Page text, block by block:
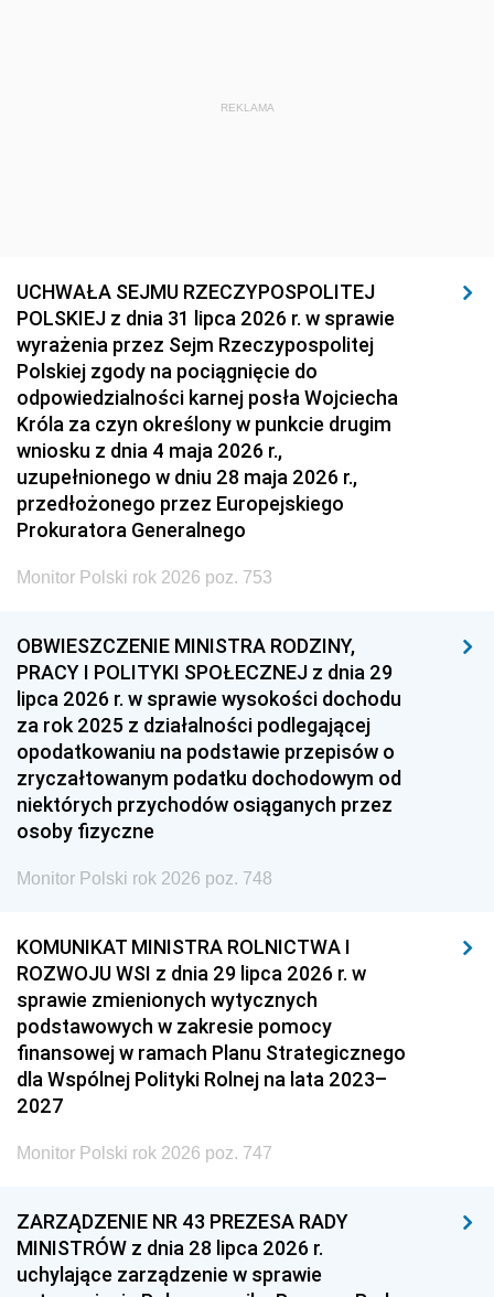
REKLAMA
UCHWAŁA SEJMU RZECZYPOSPOLITEJ
POLSKIEJ z dnia 31 lipca 2026 r. w sprawie
wyrażenia przez Sejm Rzeczypospolitej
Polskiej zgody na pociągnięcie do
odpowiedzialności karnej posła Wojciecha
Króla za czyn określony w punkcie drugim
wniosku z dnia 4 maja 2026 r.,
uzupełnionego w dniu 28 maja 2026 r.,
przedłożonego przez Europejskiego
Prokuratora Generalnego
Monitor Polski rok 2026 poz. 753
OBWIESZCZENIE MINISTRA RODZINY,
PRACY I POLITYKI SPOŁECZNEJ z dnia 29
lipca 2026 r. w sprawie wysokości dochodu
za rok 2025 z działalności podlegającej
opodatkowaniu na podstawie przepisów o
zryczałtowanym podatku dochodowym od
niektórych przychodów osiąganych przez
osoby fizyczne
Monitor Polski rok 2026 poz. 748
KOMUNIKAT MINISTRA ROLNICTWA I
ROZWOJU WSI z dnia 29 lipca 2026 r. w
sprawie zmienionych wytycznych
podstawowych w zakresie pomocy
finansowej w ramach Planu Strategicznego
dla Wspólnej Polityki Rolnej na lata 2023–
2027
Monitor Polski rok 2026 poz. 747
ZARZĄDZENIE NR 43 PREZESA RADY
MINISTRÓW z dnia 28 lipca 2026 r.
uchylające zarządzenie w sprawie